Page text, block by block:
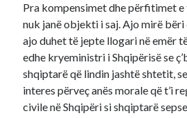
Pra kompensimet dhe përfitimet
nuk janë objekti i saj. Ajo mirë bëri
ajo duhet të jepte llogari në emër
edhe kryeministri i Shqipërisë se
shqiptarë që lindin jashtë shtetit,
interes përveç anës morale që t’i
civile në Shqipëri si shqiptarë